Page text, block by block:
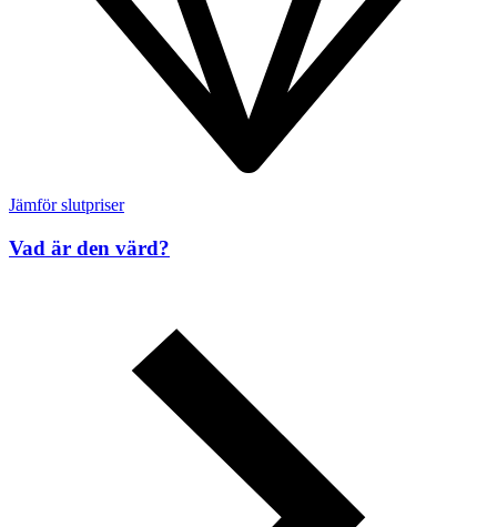
Jämför slutpriser
Vad är den värd?